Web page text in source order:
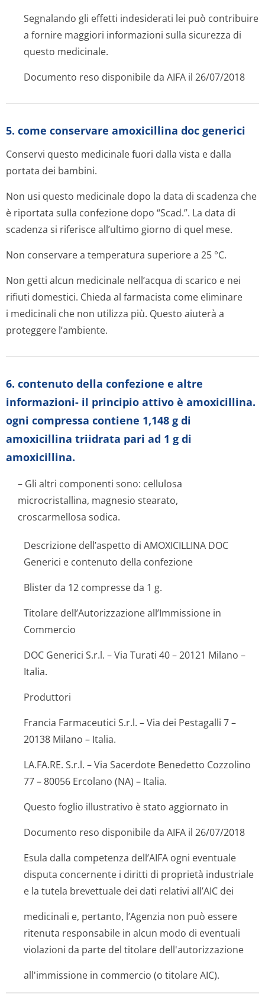
Segnalando gli effetti indesiderati lei può contribuire
a fornire maggiori informazioni sulla sicurezza di
questo medicinale.
Documento reso disponibile da AIFA il 26/07/2018
5. come conservare amoxicillina doc generici
Conservi questo medicinale fuori dalla vista e dalla
portata dei bambini.
Non usi questo medicinale dopo la data di scadenza che
è riportata sulla confezione dopo “Scad.”. La data di
scadenza si riferisce all’ultimo giorno di quel mese.
Non conservare a temperatura superiore a 25 °C.
Non getti alcun medicinale nell’acqua di scarico e nei
rifiuti domestici. Chieda al farmacista come eliminare
i medicinali che non utilizza più. Questo aiuterà a
proteggere l’ambiente.
6. contenuto della confezione e altre
informazioni- il principio attivo è amoxicillina.
ogni compressa contiene 1,148 g di
amoxicillina triidrata pari ad 1 g di
amoxicillina.
– Gli altri componenti sono: cellulosa
microcristallina, magnesio stearato,
croscarmellosa sodica.
Descrizione dell’aspetto di AMOXICILLINA DOC
Generici e contenuto della confezione
Blister da 12 compresse da 1 g.
Titolare dell’Autorizzazione all’Immissione in
Commercio
DOC Generici S.r.l. – Via Turati 40 – 20121 Milano –
Italia.
Produttori
Francia Farmaceutici S.r.l. – Via dei Pestagalli 7 –
20138 Milano – Italia.
LA.FA.RE. S.r.l. – Via Sacerdote Benedetto Cozzolino
77 – 80056 Ercolano (NA) – Italia.
Questo foglio illustrativo è stato aggiornato in
Documento reso disponibile da AIFA il 26/07/2018
Esula dalla competenza dell’AIFA ogni eventuale
disputa concernente i diritti di proprietà industriale
e la tutela brevettuale dei dati relativi all’AIC dei
medicinali e, pertanto, l’Agenzia non può essere
ritenuta responsabile in alcun modo di eventuali
violazioni da parte del titolare dell'autorizza­zione
all'immissione in commercio (o titolare AIC).